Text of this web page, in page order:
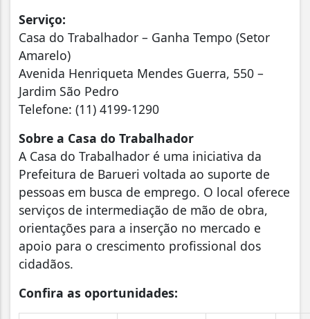
Serviço:
Casa do Trabalhador – Ganha Tempo (Setor
Amarelo)
Avenida Henriqueta Mendes Guerra, 550 –
Jardim São Pedro
Telefone: (11) 4199-1290
Sobre a Casa do Trabalhador
A Casa do Trabalhador é uma iniciativa da
Prefeitura de Barueri voltada ao suporte de
pessoas em busca de emprego. O local oferece
serviços de intermediação de mão de obra,
orientações para a inserção no mercado e
apoio para o crescimento profissional dos
cidadãos.
Confira as oportunidades: